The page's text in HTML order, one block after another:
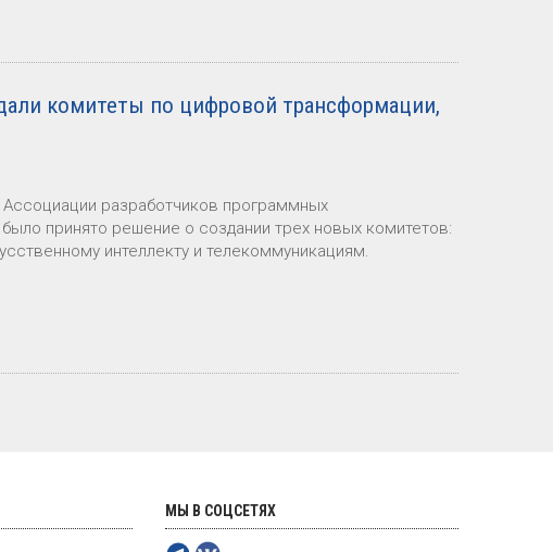
комитеты по цифровой трансформации,
разработчиков программных
принято решение о создании трех новых комитетов:
интеллекту и телекоммуникациям.
МЫ В СОЦСЕТЯХ